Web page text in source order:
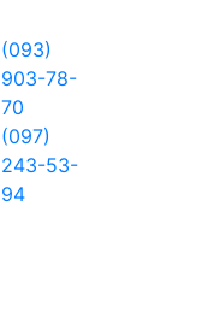
(093)
903-78-
70
(097)
243-53-
94